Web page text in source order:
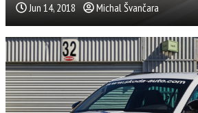
Jun 14, 2018 Michal Švančara